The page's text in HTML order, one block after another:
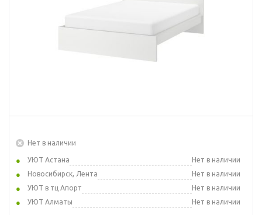
Нет в наличии
УЮТ Астана
Нет в наличии
Новосибирск, Лента
Нет в наличии
УЮТ в тц Апорт
Нет в наличии
УЮТ Алматы
Нет в наличии